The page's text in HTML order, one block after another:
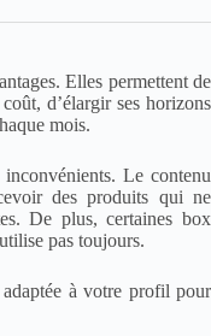
Elles permettent de
d’élargir ses horizons
mois.
Le contenu
des produits qui ne
De plus, certaines box
pas toujours.
à votre profil pour